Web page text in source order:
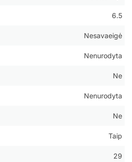
6.5
Nesavaeigė
Nenurodyta
Ne
Nenurodyta
Ne
Taip
29